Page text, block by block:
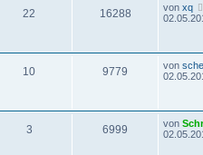
22 16288 von xq
10 9779 von
3 6999 von